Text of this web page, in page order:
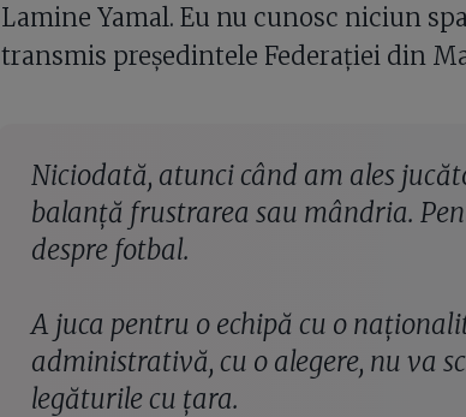
Lamine Yamal. Eu nu cunosc niciun
transmis președintele Federației din
Niciodată, atunci când am ales
balanță frustrarea sau mândria.
despre fotbal.
A juca pentru o echipă cu o
administrativă, cu o alegere, nu va
legăturile cu țara.